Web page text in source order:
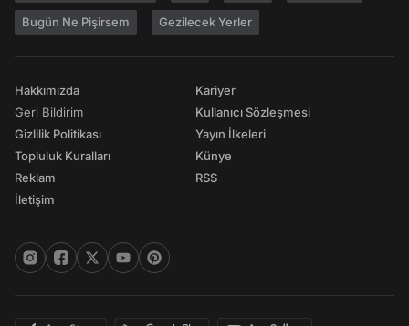
Bugün Ne Pişirsem Gezilecek Yerler
Hakkımızda
Geri Bildirim
Gizlilik Politikası
Topluluk Kuralları
Reklam
İletişim
Kariyer
Kullanıcı Sözleşmesi
Yayın İlkeleri
Künye
RSS